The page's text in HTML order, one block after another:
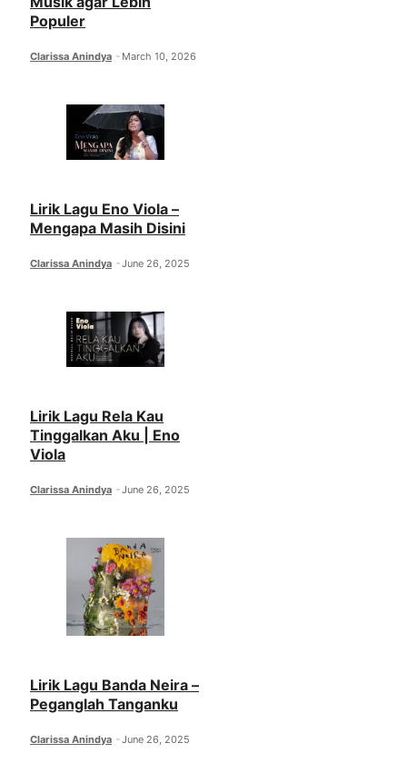
Populer
Clarissa Anindya March 10, 2026
Lirik Lagu Eno Viola –
Mengapa Masih Disini
Clarissa Anindya June 26, 2025
Lirik Lagu Rela Kau
Tinggalkan Aku | Eno
Viola
Clarissa Anindya June 26, 2025
Lirik Lagu Banda Neira –
Peganglah Tanganku
Clarissa Anindya June 26, 2025